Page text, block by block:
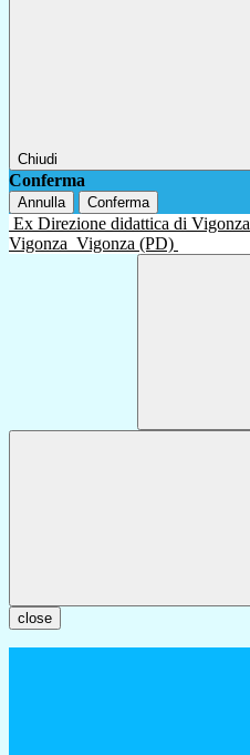
Chiudi
Conferma
Annulla Conferma
Ex Direzione didattica di Vigonza
Vigonza Vigonza (PD)
close